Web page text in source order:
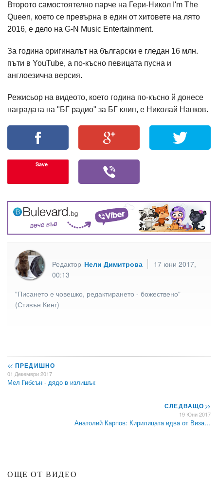
Второто самостоятелно парче на Гери-Никол I'm The
Queen, което се превърна в един от хитовете на лято
2016, е дело на G-N Music Entertainment.
За година оригиналът на български е гледан 16 млн.
пъти в YouTube, а по-късно певицата пусна и
англоезична версия.
Режисьор на видеото, което година по-късно й донесе
наградата на "БГ радио" за БГ клип, е Николай Нанков.
Save
Редактор Нели Димитрова
17 юни 2017,
00:13
"Писането е човешко, редактирането - божествено"
(Стивън Кинг)
<< ПРЕДИШНО
01 Декември 2017
Мел Гибсън - дядо в излишък
СЛЕДВАЩО>>
19 Юни 2017
Анатолий Карпов: Кирилицата идва от Виза…
ОЩЕ ОТ ВИДЕО